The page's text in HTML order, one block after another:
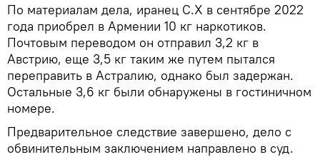
По материалам дела, иранец С.Х в сентябре 2022
года приобрел в Армении 10 кг наркотиков.
Почтовым переводом он отправил 3,2 кг в
Австрию, еще 3,5 кг таким же путем пытался
переправить в Астралию, однако был задержан.
Остальные 3,6 кг были обнаружены в гостиничном
номере.
Предварительное следствие завершено, дело с
обвинительным заключением направлено в суд.